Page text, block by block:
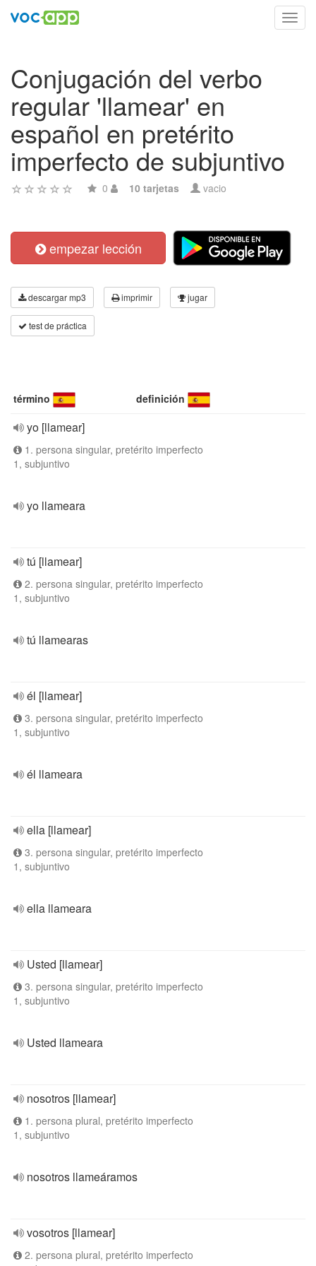
Conjugación del verbo
regular 'llamear' en
español en pretérito
imperfecto de subjuntivo
0 10 tarjetas vacio
empezar lección
descargar mp3 imprimir jugar
test de práctica
término definición
yo [llamear]
1. persona singular, pretérito imperfecto
1, subjuntivo
yo llameara
tú [llamear]
2. persona singular, pretérito imperfecto
1, subjuntivo
tú llamearas
él [llamear]
3. persona singular, pretérito imperfecto
1, subjuntivo
él llameara
ella [llamear]
3. persona singular, pretérito imperfecto
1, subjuntivo
ella llameara
Usted [llamear]
3. persona singular, pretérito imperfecto
1, subjuntivo
Usted llameara
nosotros [llamear]
1. persona plural, pretérito imperfecto
1, subjuntivo
nosotros llameáramos
vosotros [llamear]
2. persona plural, pretérito imperfecto